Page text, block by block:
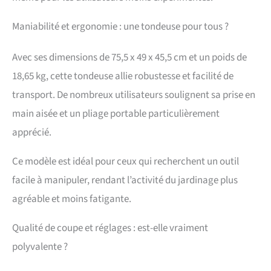
Maniabilité et ergonomie : une tondeuse pour tous ?
Avec ses dimensions de 75,5 x 49 x 45,5 cm et un poids de
18,65 kg, cette tondeuse allie robustesse et facilité de
transport. De nombreux utilisateurs soulignent sa prise en
main aisée et un pliage portable particulièrement
apprécié.
Ce modèle est idéal pour ceux qui recherchent un outil
facile à manipuler, rendant l’activité du jardinage plus
agréable et moins fatigante.
Qualité de coupe et réglages : est-elle vraiment
polyvalente ?